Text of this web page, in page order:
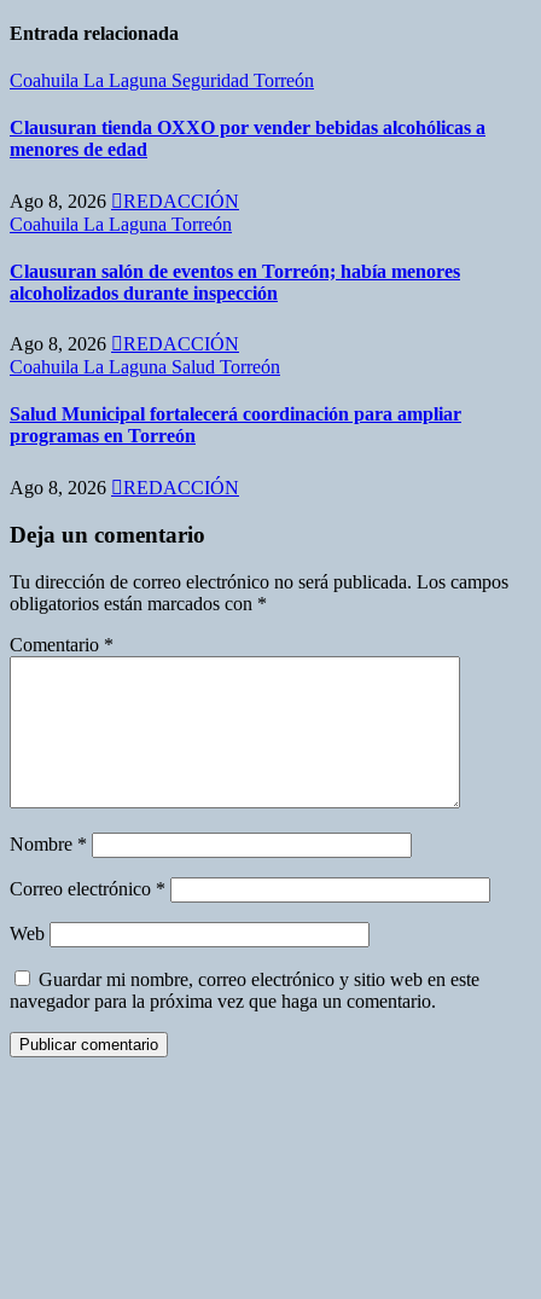
Entrada relacionada
Coahuila La Laguna Seguridad Torreón
Clausuran tienda OXXO por vender bebidas alcohólicas a
menores de edad
Ago 8, 2026
REDACCIÓN
Coahuila La Laguna Torreón
Clausuran salón de eventos en Torreón; había menores
alcoholizados durante inspección
Ago 8, 2026
REDACCIÓN
Coahuila La Laguna Salud Torreón
Salud Municipal fortalecerá coordinación para ampliar
programas en Torreón
Ago 8, 2026 REDACCIÓN
Deja un comentario
Tu dirección de correo electrónico no será publicada. Los campos
obligatorios están marcados con *
Comentario *
Nombre *
Correo electrónico *
Web
Guardar mi nombre, correo electrónico y sitio web en este
navegador para la próxima vez que haga un comentario.